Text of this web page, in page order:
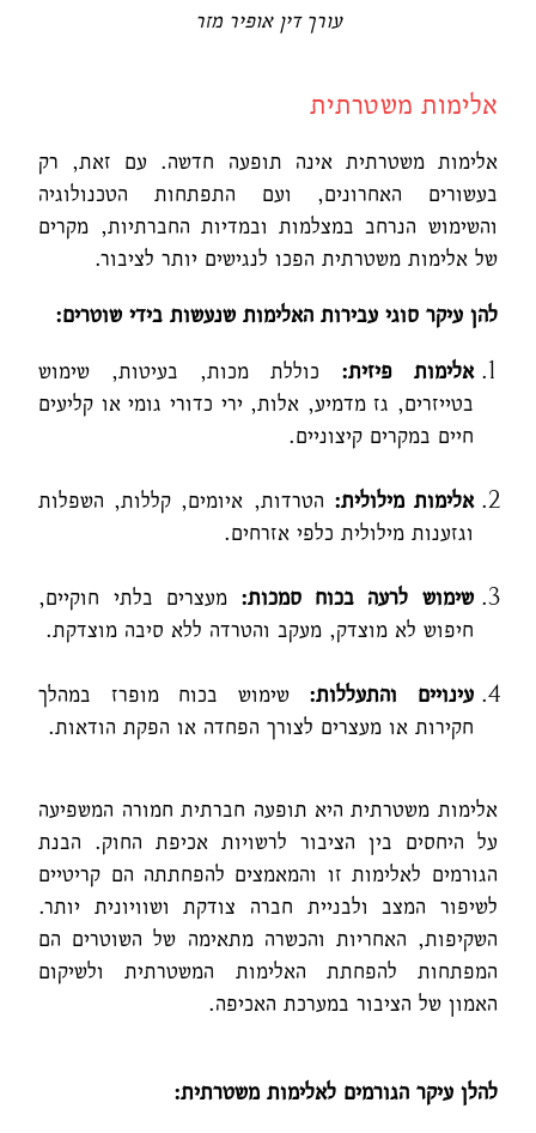
עורך דין אופיר מזר
אלימות משטרתית
אלימות משטרתית אינה תופעה חדשה. עם זאת, רק
בעשורים האחרונים, ועם התפתחות הטכנולוגיה
והשימוש הנרחב במצלמות ובמדיות החברתיות, מקרים
של אלימות משטרתית הפכו לנגישים יותר לציבור.
להן עיקר סוגי עבירות האלימות שנעשות בידי שוטרים:
אלימות פיזית: כוללת מכות, בעיטות, שימוש
בטייזרים, גז מדמיע, אלות, ירי כדורי גומי או קליעים
חיים במקרים קיצוניים.
אלימות מילולית: הטרדות, איומים, קללות, השפלות
וגזענות מילולית כלפי אזרחים.
שימוש לרעה בכוח סמכות: מעצרים בלתי חוקיים,
חיפוש לא מוצדק, מעקב והטרדה ללא סיבה מוצדקת.
עינויים והתעללות: שימוש בכוח מופרז במהלך
חקירות או מעצרים לצורך הפחדה או הפקת הודאות.
אלימות משטרתית היא תופעה חברתית חמורה המשפיעה
על היחסים בין הציבור לרשויות אכיפת החוק. הבנת
הגורמים לאלימות זו והמאמצים להפחתתה הם קריטיים
לשיפור המצב ולבניית חברה צודקת ושוויונית יותר.
השקיפות, האחריות והכשרה מתאימה של השוטרים הם
המפתחות להפחתת האלימות המשטרתית ולשיקום
האמון של הציבור במערכת האכיפה.
להלן עיקר הגורמים לאלימות משטרתית: